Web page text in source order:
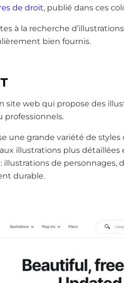
de droit, publié dans ces
à la recherche
bien fournis.
site web qui propose des
professionnels.
une grande variété de
illustrations plus
illustrations de personnages,
durable.